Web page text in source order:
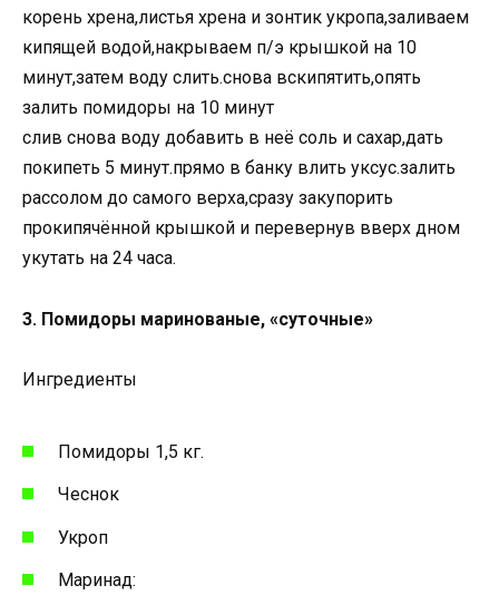
корень хрена,листья хрена и зонтик укропа,заливаем
кипящей водой,накрываем п/э крышкой на 10
минут,затем воду слить.снова вскипятить,опять
залить помидоры на 10 минут
слив снова воду добавить в неё соль и сахар,дать
покипеть 5 минут.прямо в банку влить уксус.залить
рассолом до самого верха,сразу закупорить
прокипячённой крышкой и перевернув вверх дном
укутать на 24 часа.
3. Помидоры маринованые, «суточные»
Ингредиенты
Помидоры 1,5 кг.
Чеснок
Укроп
Маринад: